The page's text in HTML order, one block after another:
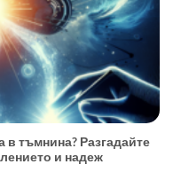
тъмнина? Разгадайте
и надеж